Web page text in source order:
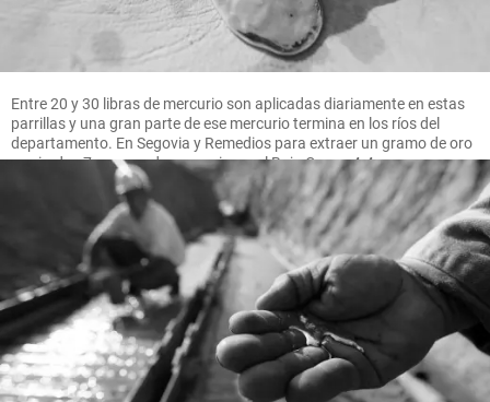
Entre 20 y 30 libras de mercurio son aplicadas diariamente en estas
parrillas y una gran parte de ese mercurio termina en los ríos del
departamento. En Segovia y Remedios para extraer un gramo de oro
se pierden 7 gramos de mercurio, en el Bajo Cauca 4.4 gramos.
FOTO MANUEL SALDARRIAGA